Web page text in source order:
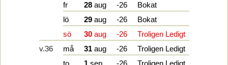
fr
28aug -26
Bokat
lö
29aug -26
Bokat
sö
30aug -26
Troligen Ledigt
v.36
må 31aug -26
Troligen Ledigt